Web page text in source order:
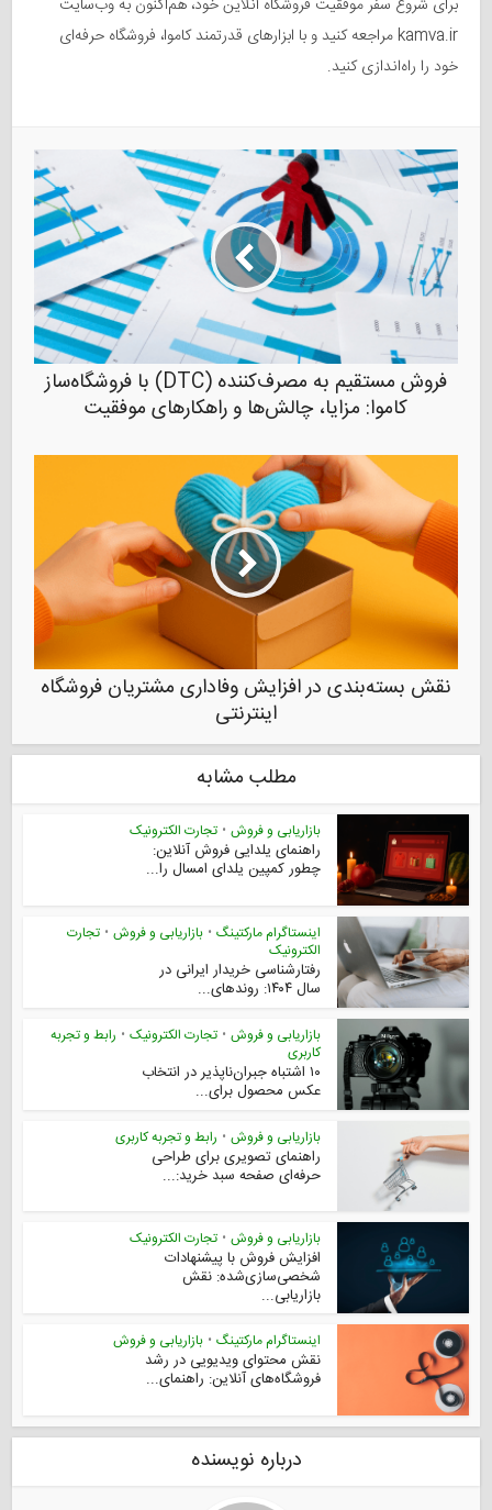
برای شروع سفر موفقیت فروشگاه آنلاین خود، هم‌اکنون به وب‌سایت
kamva.ir مراجعه کنید و با ابزارهای قدرتمند کاموا، فروشگاه حرفه‌ای
خود را راه‌اندازی کنید.
فروش مستقیم به مصرف‌کننده (DTC) با فروشگاه‌ساز
کاموا: مزایا، چالش‌ها و راهکارهای موفقیت
نقش بسته‌بندی در افزایش وفاداری مشتریان فروشگاه
اینترنتی
مطلب مشابه
بازاریابی و فروش • تجارت الکترونیک
راهنمای یلدایی فروش آنلاین:
چطور کمپین یلدای امسال را...
اینستاگرام مارکتینگ • بازاریابی و فروش • تجارت
الکترونیک
رفتارشناسی خریدار ایرانی در
سال ۱۴۰۴: روندهای...
بازاریابی و فروش • تجارت الکترونیک • رابط و تجربه
کاربری
۱۰ اشتباه جبران‌ناپذیر در انتخاب
عکس محصول برای...
بازاریابی و فروش • رابط و تجربه کاربری
راهنمای تصویری برای طراحی
حرفه‌ای صفحه سبد خرید:...
بازاریابی و فروش • تجارت الکترونیک
افزایش فروش با پیشنهادات
شخصی‌سازی‌شده: نقش
بازاریابی...
اینستاگرام مارکتینگ • بازاریابی و فروش
نقش محتوای ویدیویی در رشد
فروشگاه‌های آنلاین: راهنمای...
درباره نویسنده